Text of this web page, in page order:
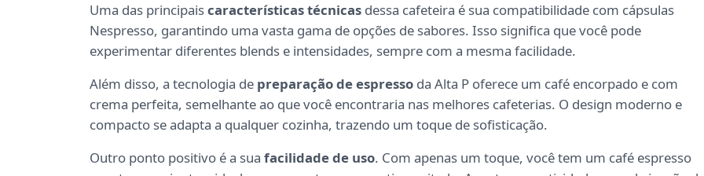
Uma das principaiscaracterísticas técnicas dessa cafeteira é sua compatibilidade com cápsulas
Nespresso, garantindo uma vasta gama de opções de sabores. Isso significa que você pode
experimentar diferentes blends e intensidades, sempre com a mesma facilidade.
Além disso, a tecnologia de preparação de espresso da Alta P oferece um café encorpado e com
crema perfeita, semelhante ao que você encontraria nas melhores cafeterias. O design moderno e
compacto se adapta a qualquer cozinha, trazendo um toque de sofisticação.
Outro ponto positivo é a sua facilidade de uso. Com apenas um toque, você tem um café espresso